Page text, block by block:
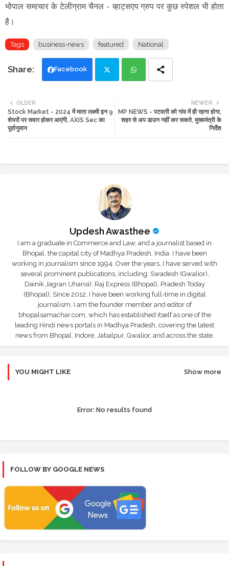
भोपाल समाचार के टेलीग्राम चैनल - व्हाट्सएप ग्रुप पर कुछ स्पेशल भी होता
है।
Tags business-news featured National
Facebook
tte ats
NEWER
MP NEWS - पटवारी को गांव में ही रहना होगा,
शहर से अप डाउन नहीं कर सकते, मुख्यमंत्री के
निर्देश
OLDER
Stock Market - 2024 में माता लक्ष्मी इन 9
शेयरों पर सवार होकर आएंगी, AXIS Sec का
पूर्वानुमान
Updesh Awasthee
I am a graduate in Commerce and Law, and a journalist based in
Bhopal, the capital city of Madhya Pradesh, India. I have been
working in journalism since 1994. Over the years, I have served with
several prominent publications, including: Swadesh (Gwalior),
Dainik Jagran (Jhansi), Raj Express (Bhopal), Pradesh Today
(Bhopal); Since 2012, I have been working full-time in digital
journalism. I am the founder member and editor of
bhopalsamachar.com, which has established itself as one of the
leading Hindi news portals in Madhya Pradesh, covering the latest
news from Bhopal, Indore, Jabalpur, Gwalior, and across the state.
YOU MIGHT LIKE Show more
Error: No results found
FOLLOW BY GOOGLE NEWS